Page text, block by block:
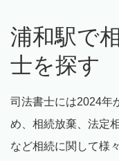
浦和駅で
士を探す
司法書士には2024年
め、相続放棄、法定
など相続に関して様